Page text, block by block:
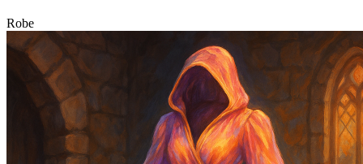
Robe